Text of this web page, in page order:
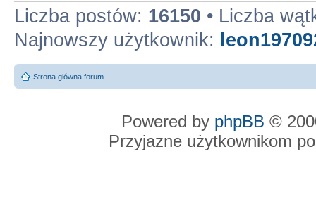
Liczba postów: 16150 • Liczba
Najnowszy użytkownik:
Strona główna forum
Powered by phpBB ©
Przyjazne użytkownikom